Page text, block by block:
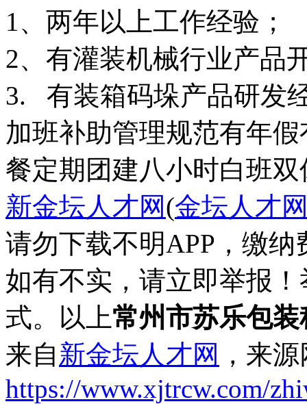
1、两年以上工作经验；
2、有灌装机械行业产品
3. 有装箱码垛产品研发
加班补助管理规范有年假
餐定期团建八小时白班双
新金坛人才网(金坛人才
请勿下载不明APP，缴
如有不实，请立即举报
式。以上常州市苏乐包
来自新金坛人才网 ，来
https://www.xjtrcw.com/